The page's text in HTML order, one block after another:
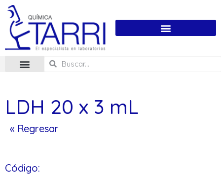
LDH 20 x 3 mL
« Regresar
Código: